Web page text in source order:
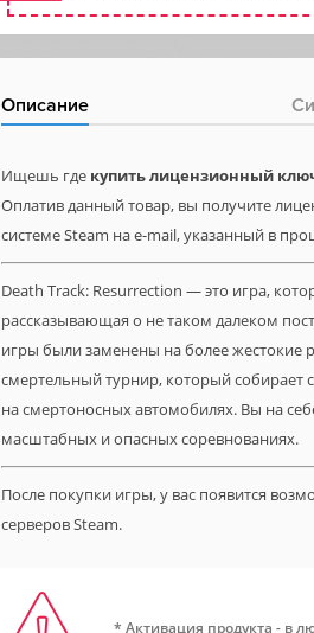
Описание
Ищешь где купить лицензионный
Оплатив данный товар, вы получите
системе Steam на e-mail, указанный в
Death Track: Resurrection — это игра,
рассказывающая о не таком далеком
игры были заменены на более жестокие
смертельный турнир, который
на смертоносных автомобилях. Вы на
масштабных и опасных соревнованиях.
После покупки игры, у вас появится
серверов Steam.
* Активация продукта - в